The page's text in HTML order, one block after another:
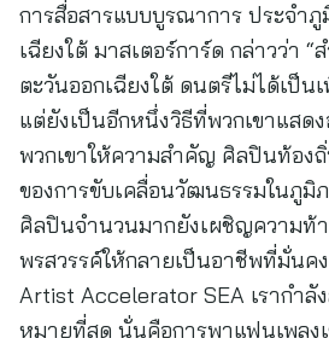
การสื่อสารแบบบูรณาการ ประจำภู
เฉียงใต้ มาสเตอร์การ์ด กล่าวว่า “
ตะวันออกเฉียงใต้ ดนตรีไม่ได้เป็น
แต่ยังเป็นอีกหนึ่งวิธีที่พวกเขาแสด
พวกเขาให้ความสำคัญ ศิลปินท้อง
ของการขับเคลื่อนวัฒนธรรมในภูมิ
ศิลปินจำนวนมากยังเผชิญความท้
พรสวรรค์ให้กลายเป็นอาชีพที่มั่นค
Artist Accelerator SEA เรากำลั
หมายที่สุด นั่นคือการพาแฟนเพลง